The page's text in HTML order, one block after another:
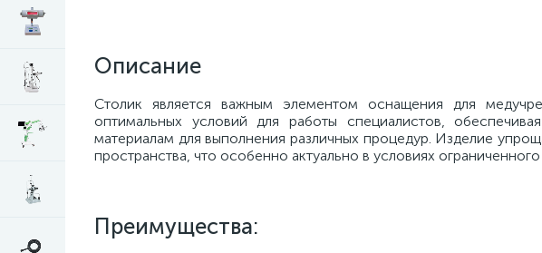
Описание
Столик является важным элементом оснащения для
оптимальных условий для работы специалистов,
материалам для выполнения различных процедур. Изделие
пространства, что особенно актуально в условиях
Преимущества: